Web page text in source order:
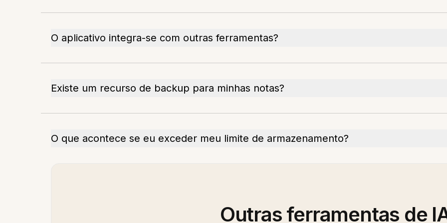
O aplicativo integra-se com outras ferramentas?
Existe um recurso de backup para minhas notas?
O que acontece se eu exceder meu limite de armazenamento?
Outras ferramentas de